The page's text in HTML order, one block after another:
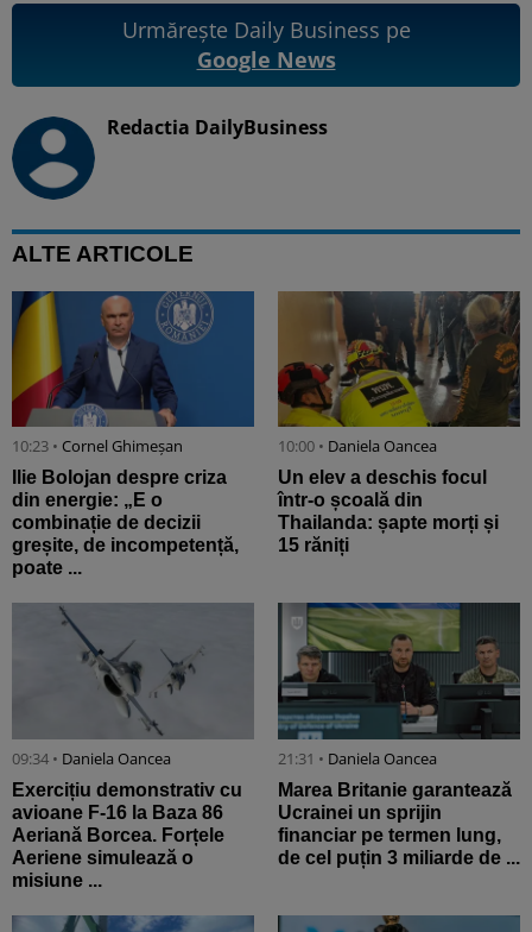
Urmărește Daily Business pe
Google News
Redactia DailyBusiness
ALTE ARTICOLE
10:23 • Cornel Ghimeșan
Ilie Bolojan despre criza
din energie: „E o
combinație de decizii
greșite, de incompetență,
poate ...
10:00 • Daniela Oancea
Un elev a deschis focul
într-o școală din
Thailanda: șapte morți și
15 răniți
09:34 • Daniela Oancea
Exercițiu demonstrativ cu
avioane F-16 la Baza 86
Aeriană Borcea. Forțele
Aeriene simulează o
misiune ...
21:31 • Daniela Oancea
Marea Britanie garantează
Ucrainei un sprijin
financiar pe termen lung,
de cel puțin 3 miliarde de ...